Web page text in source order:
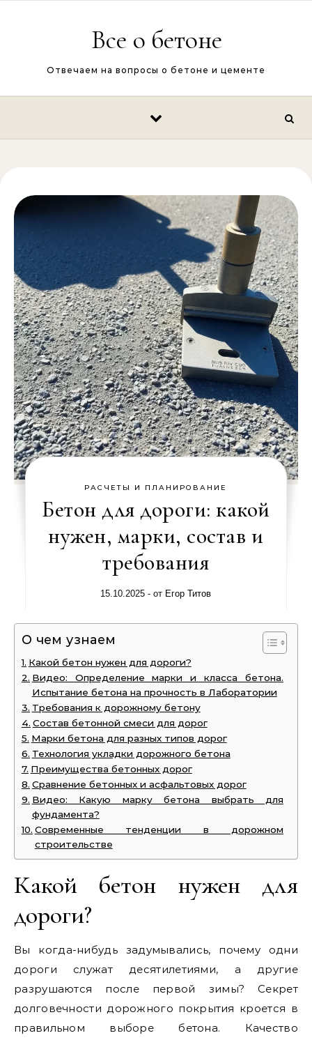
Все о бетоне
Отвечаем на вопросы о бетоне и цементе
РАСЧЕТЫ И ПЛАНИРОВАНИЕ
Бетон для дороги: какой
нужен, марки, состав и
требования
15.10.2025 - от Егор Титов
О чем узнаем
Какой бетон нужен для дороги?
Видео: Определение марки и класса бетона.
Испытание бетона на прочность в Лаборатории
Требования к дорожному бетону
Состав бетонной смеси для дорог
Марки бетона для разных типов дорог
Технология укладки дорожного бетона
Преимущества бетонных дорог
Сравнение бетонных и асфальтовых дорог
Видео: Какую марку бетона выбрать для
фундамента?
Современные тенденции в дорожном
строительстве
Какой бетон нужен для
дороги?
Вы когда-нибудь задумывались, почему одни
дороги служат десятилетиями, а другие
разрушаются после первой зимы? Секрет
долговечности дорожного покрытия кроется в
правильном выборе бетона. Качество